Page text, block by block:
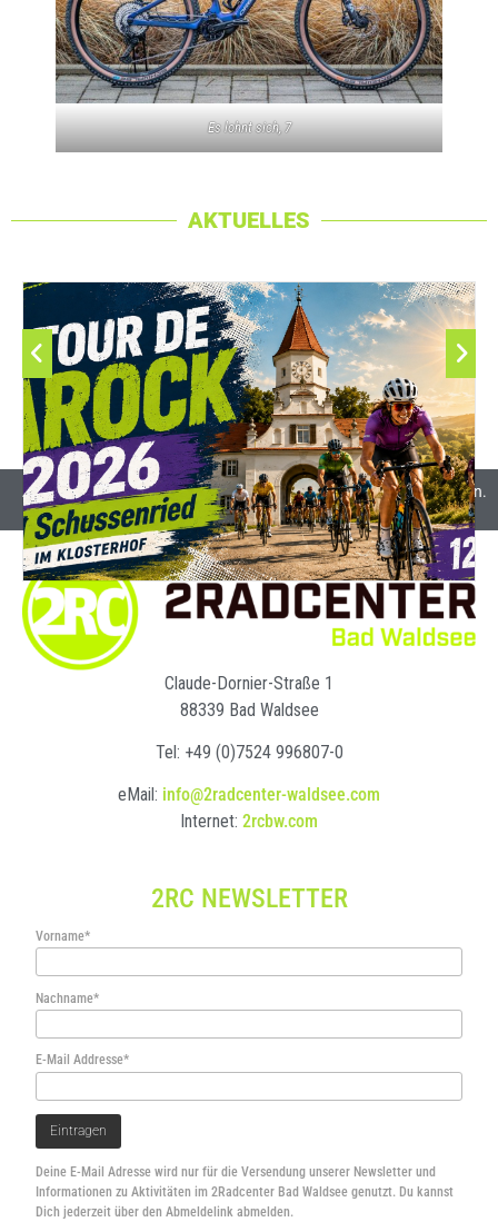
Es lohnt sich, 7
AKTUELLES
Alle Preise inkl. Mehrwertsteuer und gegebenenfalls Versandkosten.
Claude-Dornier-Straße 1
88339 Bad Waldsee
Tel: +49 (0)7524 996807-0
eMail: info@2radcenter-waldsee.com
Internet: 2rcbw.com
2RC NEWSLETTER
Vorname*
Nachname*
E-Mail Addresse*
Deine E-Mail Adresse wird nur für die Versendung unserer Newsletter und
Informationen zu Aktivitäten im 2Radcenter Bad Waldsee genutzt. Du kannst
Dich jederzeit über den Abmeldelink abmelden.